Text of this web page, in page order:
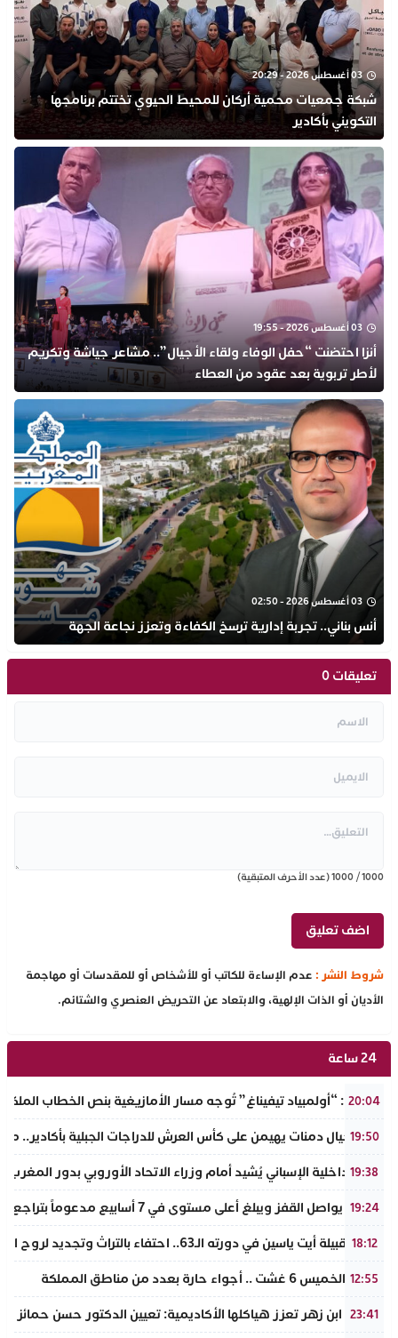
03 أغسطس 2026 - 20:29
شبكة جمعيات محمية أركان للمحيط الحيوي تختتم برنامجها
التكويني بأكادير
03 أغسطس 2026 - 19:55
أنزا احتضنت “حفل الوفاء ولقاء الأجيال”.. مشاعر جياشة وتكريم
لأطر تربوية بعد عقود من العطاء
03 أغسطس 2026 - 02:50
أنس بناني.. تجربة إدارية ترسخ الكفاءة وتعزز نجاعة الجهة
تعليقات 0
1000
/
1000(عدد الأحرف المتبقية)
شروط النشر : عدم الإساءة للكاتب أو للأشخاص أو للمقدسات أو مهاجمة
الأديان أو الذات الإلهية، والابتعاد عن التحريض العنصري والشتائم.
24 ساعة
20:04
تفراوت: “أولمبياد تيفيناغ” تُوجه مسار الأمازيغية بنص الخطاب الملكي
19:50
نادي أجيال دمنات يهيمن على كأس العرش للدراجات الجبلية بأكادير..
19:38
وزير الداخلية الإسباني يُشيد أمام وزراء الاتحاد الأوروبي بدور
19:24
الذهب يواصل القفز ويبلغ أعلى مستوى في 7 أسابيع مدعوماً بتراجع الدولار وانخفاض عوائد السندات
18:12
ملتقى قبيلة أيت ياسين في دورته الـ63.. احتفاء بالتراث وتجديد لروح الانتماء الوطني
12:55
طقس الخميس 6 غشت .. أجواء حارة بعدد من مناطق المملكة
23:41
جامعة ابن زهر تعزز هياكلها الأكاديمية: تعيين الدكتور حسن حمائز